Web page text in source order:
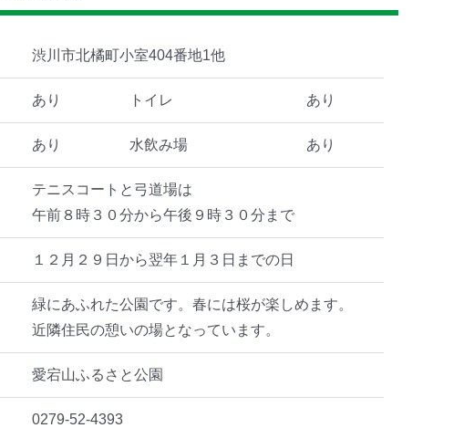
渋川市北橘町小室404番地1他
あり トイレ あり
あり 水飲み場 あり
テニスコートと弓道場は
午前８時３０分から午後９時３０分まで
１２月２９日から翌年１月３日までの日
緑にあふれた公園です。春には桜が楽しめます。
近隣住民の憩いの場となっています。
愛宕山ふるさと公園
0279-52-4393